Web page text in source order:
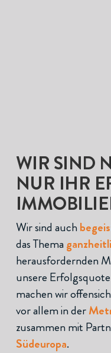
WIR SIND
NUR IHR
Wir sind auch
das Thema
herausfordernden
unsere
machen wir
vor allem in der
zusammen mit
Südeuropa.